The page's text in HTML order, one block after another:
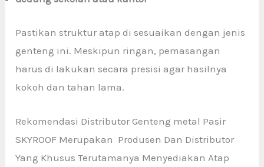
Pastikan struktur atap di sesuaikan dengan jenis
genteng ini. Meskipun ringan, pemasangan
harus di lakukan secara presisi agar hasilnya
kokoh dan tahan lama.
Rekomendasi Distributor Genteng metal Pasir
SKYROOF Merupakan Produsen Dan Distributor
Yang Khusus Terutamanya Menyediakan Atap